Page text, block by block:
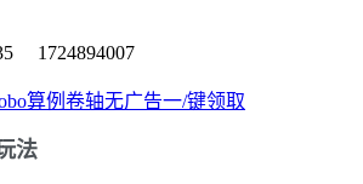
1724894007
法